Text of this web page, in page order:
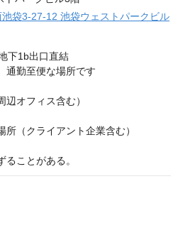
袋3-27-12 池袋ウェストパークビル
下1b出口直結
通勤至便な場所です
辺オフィス含む）
所（クライアント企業含む）
ことがある。